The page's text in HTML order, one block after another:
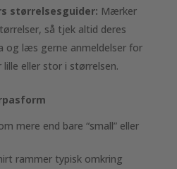
størrelsesguider: Mærker
så tjek altid deres
og læs gerne anmeldelser for
eller stor i størrelsen.
mere end bare “small” eller
rammer typisk omkring